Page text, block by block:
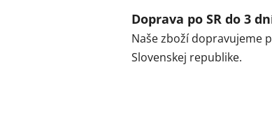
Doprava po SR do 3
Naše zboží dopravujeme
Slovenskej republike.